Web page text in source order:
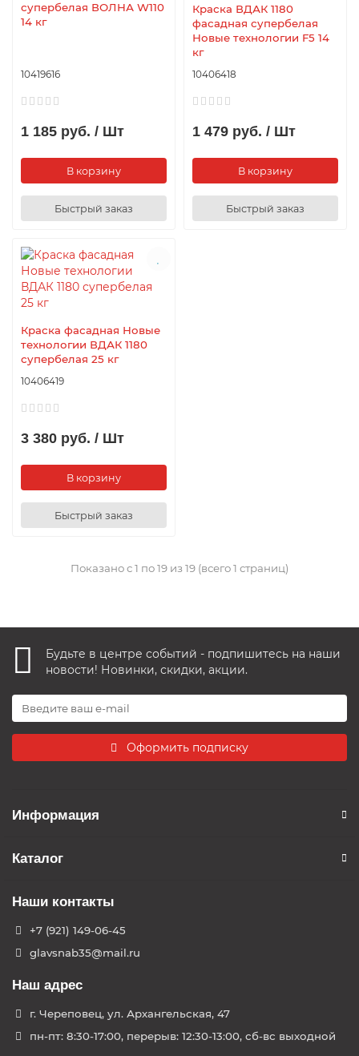
супербелая ВОЛНА W110
14 кг
10419616
1 185 руб. / Шт
В корзину
Быстрый заказ
Краска ВДАК 1180
фасадная супербелая
Новые технологии F5 14
кг
10406418
1 479 руб. / Шт
В корзину
Быстрый заказ
Краска фасадная Новые
технологии ВДАК 1180
супербелая 25 кг
10406419
3 380 руб. / Шт
В корзину
Быстрый заказ
Показано с 1 по 19 из 19 (всего 1 страниц)
Будьте в центре событий - подпишитесь на наши
новости! Новинки, скидки, акции.
Оформить подписку
Информация
Каталог
Наши контакты
+7 (921) 149-06-45
glavsnab35@mail.ru
Наш адрес
г. Череповец, ул. Архангельская, 47
пн-пт: 8:30-17:00, перерыв: 12:30-13:00, сб-вс выходной